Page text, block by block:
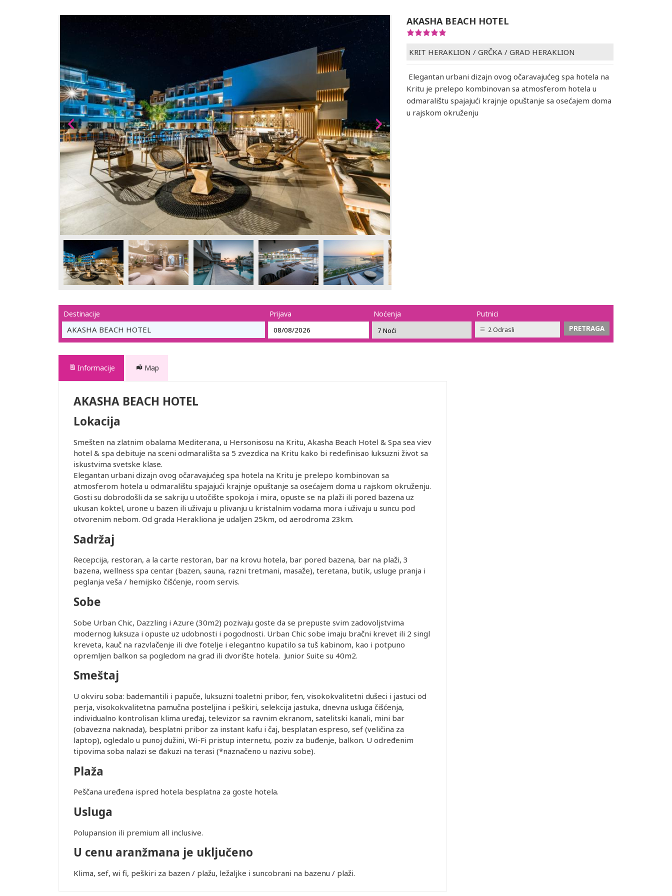
AKASHA BEACH HOTEL
KRIT HERAKLION / GRČKA / GRAD HERAKLION
Elegantan urbani dizajn ovog očaravajućeg spa hotela na
Kritu je prelepo kombinovan sa atmosferom hotela u
odmaralištu spajajući krajnje opuštanje sa osećajem doma
u rajskom okruženju
Destinacije
AKASHA BEACH HOTEL
Prijava Noćenja Putnici
2 Odrasli
Informacije Map
AKASHA BEACH HOTEL
Lokacija
Smešten na zlatnim obalama Mediterana, u Hersonisosu na Kritu, Akasha Beach Hotel & Spa sea viev
hotel & spa debituje na sceni odmarališta sa 5 zvezdica na Kritu kako bi redefinisao luksuzni život sa
iskustvima svetske klase.
Elegantan urbani dizajn ovog očaravajućeg spa hotela na Kritu je prelepo kombinovan sa
atmosferom hotela u odmaralištu spajajući krajnje opuštanje sa osećajem doma u rajskom okruženju.
Gosti su dobrodošli da se sakriju u utočište spokoja i mira, opuste se na plaži ili pored bazena uz
ukusan koktel, urone u bazen ili uživaju u plivanju u kristalnim vodama mora i uživaju u suncu pod
otvorenim nebom. Od grada Herakliona je udaljen 25km, od aerodroma 23km.
Sadržaj
Recepcija, restoran, a la carte restoran, bar na krovu hotela, bar pored bazena, bar na plaži, 3
bazena, wellness spa centar (bazen, sauna, razni tretmani, masaže), teretana, butik, usluge pranja i
peglanja veša / hemijsko čišćenje, room servis.
Sobe
Sobe Urban Chic, Dazzling i Azure (30m2) pozivaju goste da se prepuste svim zadovoljstvima
modernog luksuza i opuste uz udobnosti i pogodnosti. Urban Chic sobe imaju bračni krevet ili 2 singl
kreveta, kauč na razvlačenje ili dve fotelje i elegantno kupatilo sa tuš kabinom, kao i potpuno
opremljen balkon sa pogledom na grad ili dvorište hotela. Junior Suite su 40m2.
Smeštaj
U okviru soba: bademantili i papuče, luksuzni toaletni pribor, fen, visokokvalitetni dušeci i jastuci od
perja, visokokvalitetna pamučna posteljina i peškiri, selekcija jastuka, dnevna usluga čišćenja,
individualno kontrolisan klima uređaj, televizor sa ravnim ekranom, satelitski kanali, mini bar
(obavezna naknada), besplatni pribor za instant kafu i čaj, besplatan espreso, sef (veličina za
laptop), ogledalo u punoj dužini, Wi-Fi pristup internetu, poziv za buđenje, balkon. U određenim
tipovima soba nalazi se đakuzi na terasi (*naznačeno u nazivu sobe).
Plaža
Peščana uređena ispred hotela besplatna za goste hotela.
Usluga
Polupansion ili premium all inclusive.
U cenu aranžmana je uključeno
Klima, sef, wi fi, peškiri za bazen / plažu, ležaljke i suncobrani na bazenu / plaži.